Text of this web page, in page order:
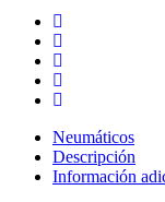
Neumáticos
Descripción
Información